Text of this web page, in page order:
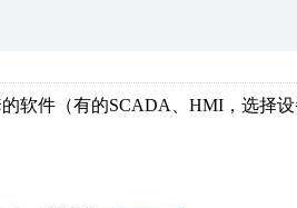
软件（有的SCADA、HMI，选择